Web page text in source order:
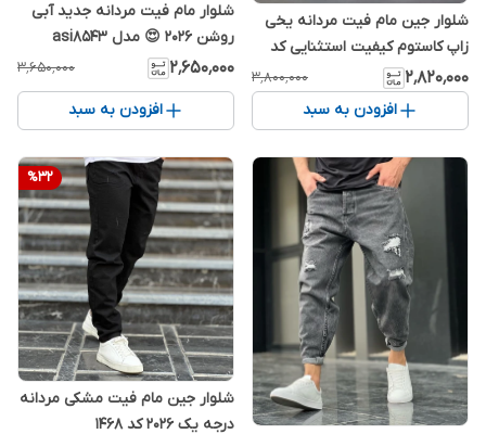
شلوار جین مام فیت مردانه یخی
زاپ کاستوم کیفیت استثنایی کد
j86
۲٬۸۲۰٬۰۰۰ ۳٬۸۰۰٬۰۰۰
افزودن به سبد
شلوار مام فیت مردانه جدید آبی
روشن 2026 😍 مدل asi8543
۲٬۶۵۰٬۰۰۰ ۳٬۶۵۰٬۰۰۰
افزودن به سبد
%32
شلوار جین مام فیت مشکی مردانه
درجه یک 2026 کد 1468